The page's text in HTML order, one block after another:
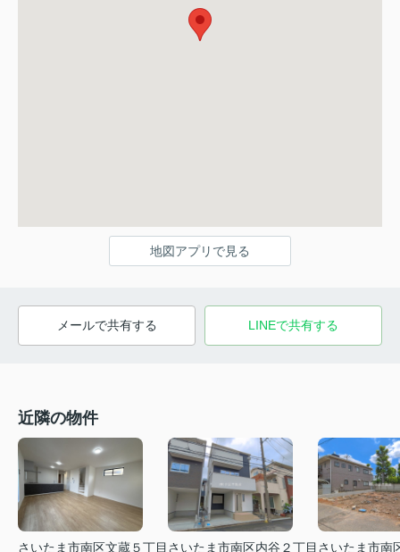
地図アプリで見る
メールで共有する LINEで共有する
近隣の物件
さいたま市南区文蔵５丁目 さいたま市南区内谷２丁目 さいたま市南